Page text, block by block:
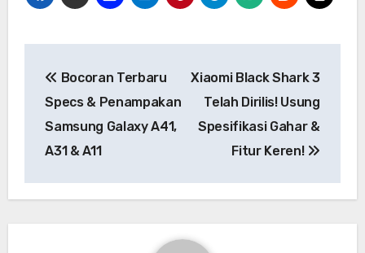
pos
Bocoran Terbaru
Specs & Penampakan
Samsung Galaxy A41,
A31 & A11
Xiaomi Black Shark 3
Telah Dirilis! Usung
Spesifikasi Gahar &
Fitur Keren!